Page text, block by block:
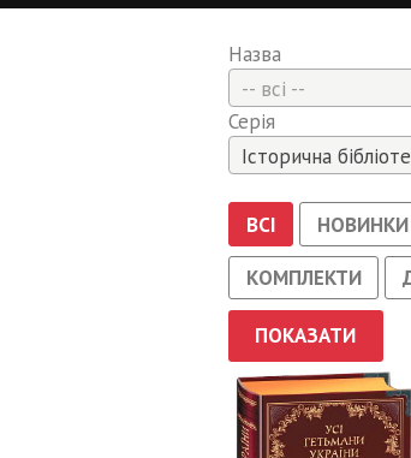
Назва
-- всі --
Серія
Історична
ВСІ НОВИНКИ
КОМПЛЕКТИ